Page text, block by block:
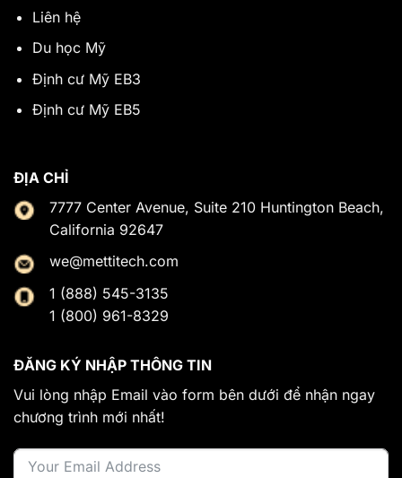
Liên hệ
Du học Mỹ
Định cư Mỹ EB3
Định cư Mỹ EB5
ĐỊA CHỈ
7777 Center Avenue, Suite 210 Huntington Beach,
California 92647
we@mettitech.com
1 (888) 545-3135
1 (800) 961-8329
ĐĂNG KÝ NHẬP THÔNG TIN
Vui lòng nhập Email vào form bên dưới để nhận ngay
chương trình mới nhất!